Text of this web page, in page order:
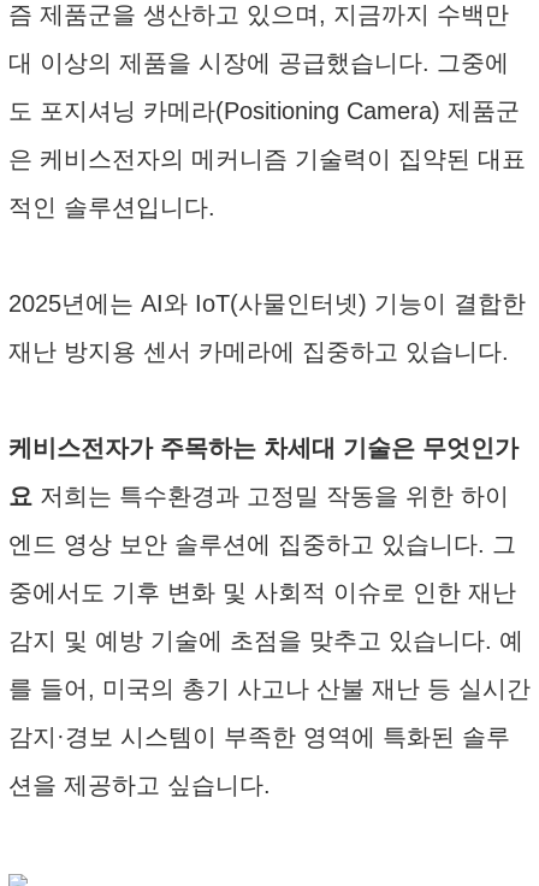
즘 제품군을 생산하고 있으며, 지금까지 수백만
대 이상의 제품을 시장에 공급했습니다. 그중에
도 포지셔닝 카메라(Positioning Camera) 제품군
은 케비스전자의 메커니즘 기술력이 집약된 대표
적인 솔루션입니다.
2025년에는 AI와 IoT(사물인터넷) 기능이 결합한
재난 방지용 센서 카메라에 집중하고 있습니다.
케비스전자가 주목하는 차세대 기술은 무엇인가
요 저희는 특수환경과 고정밀 작동을 위한 하이
엔드 영상 보안 솔루션에 집중하고 있습니다. 그
중에서도 기후 변화 및 사회적 이슈로 인한 재난
감지 및 예방 기술에 초점을 맞추고 있습니다. 예
를 들어, 미국의 총기 사고나 산불 재난 등 실시간
감지·경보 시스템이 부족한 영역에 특화된 솔루
션을 제공하고 싶습니다.